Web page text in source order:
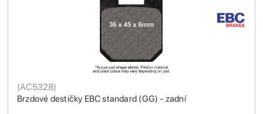
Brzdové destičky EBC standard (GG) - zadní
(AC5328)